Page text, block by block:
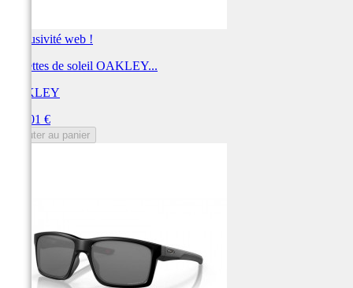
Exclusivité web !
Lunettes de soleil OAKLEY...
OAKLEY
254,01 €
Ajouter au panier